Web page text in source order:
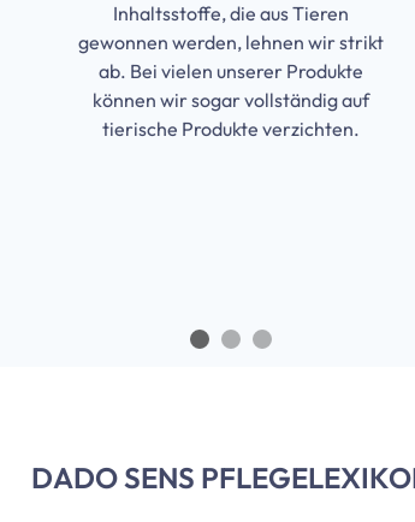
Inhaltsstoffe, die aus Tieren
gewonnen werden, lehnen wir strikt
ab. Bei vielen unserer Produkte
können wir sogar vollständig auf
tierische Produkte verzichten.
DADO SENS